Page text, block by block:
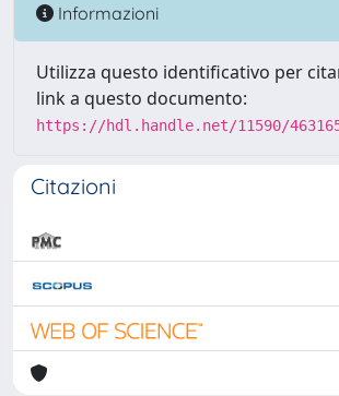
Informazioni
Utilizza questo identificativo per
link a questo documento:
https://hdl.handle.net/11590/
Citazioni